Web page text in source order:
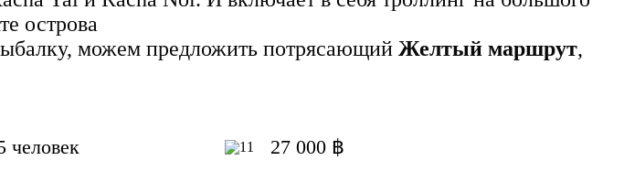
острова
можем предложить потрясающий Желтый маршрут,
человек 27 000 ฿